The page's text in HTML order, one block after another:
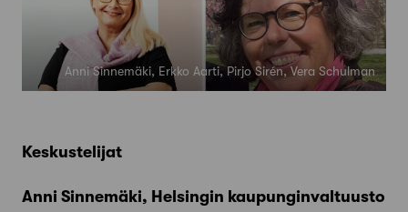
Anni Sinnemäki, Erkko Aarti, Pirjo Sirén, Vera Schulman
Keskustelijat
Anni Sinnemäki, Helsingin kaupunginvaltuusto